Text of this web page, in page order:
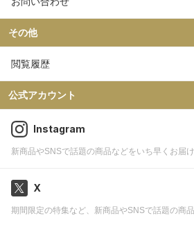
その他
閲覧履歴
公式アカウント
Instagram
新商品やSNSで話題の商品などをいち早くお届け
X
期間限定の特集など、新商品やSNSで話題の商